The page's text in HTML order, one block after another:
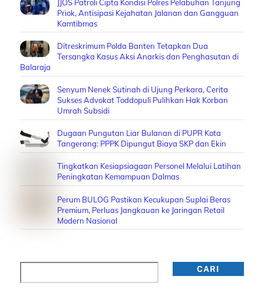
JJOS Patroli Cipta Kondisi Polres Pelabuhan Tanjung
Priok, Antisipasi Kejahatan Jalanan dan Gangguan
Kamtibmas
Ditreskrimum Polda Banten Tetapkan Dua
Tersangka Kasus Aksi Anarkis dan Penghasutan di
Balaraja
Senyum Nenek Sutinah di Ujung Perkara, Cerita
Sukses Advokat Toddopuli Pulihkan Hak Korban
Umrah Subsidi
Dugaan Pungutan Liar Bulanan di PUPR Kota
Tangerang: PPPK Dipungut Biaya SKP dan Ekin
Tingkatkan Kesiapsiagaan Personel Melalui Latihan
Peningkatan Kemampuan Dalmas
Perum BULOG Pastikan Kecukupan Suplai Beras
Premium, Perluas Jangkauan ke Jaringan Retail
Modern Nasional
CARI